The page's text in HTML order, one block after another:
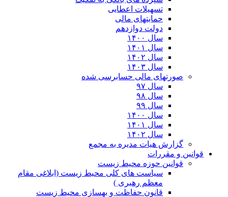
تسهیلات اعطایی
حمایتهای مالی
دولت دوازدهم
سال ۱۴۰۰
سال ۱۴۰۱
سال ۱۴۰۲
سال ۱۴۰۳
صورتهای مالی حسابرسی شده
سال ۹۷
سال ۹۸
سال ۹۹
سال ۱۴۰۰
سال ۱۴۰۱
سال ۱۴۰۲
گزارش هیات مدیره به مجمع
قوانین و مقررات
قوانین حوزه محیط زیست
ﺳﯿﺎﺳﺖ ﻫﺎی ﮐﻠﯽ ﻣﺤﯿﻂ زﯾﺴﺖ (ابلاغی مقام
معظم رهبری )
قانون حفاظت و بهسازی محیط زیست